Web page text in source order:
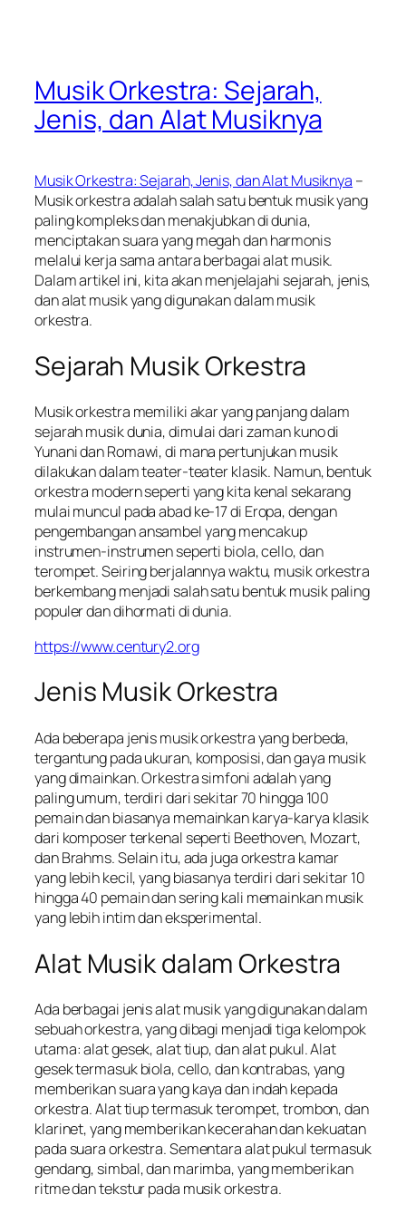
Musik Orkestra: Sejarah,
Jenis, dan Alat Musiknya
Musik Orkestra: Sejarah, Jenis, dan Alat Musiknya –
Musik orkestra adalah salah satu bentuk musik yang
paling kompleks dan menakjubkan di dunia,
menciptakan suara yang megah dan harmonis
melalui kerja sama antara berbagai alat musik.
Dalam artikel ini, kita akan menjelajahi sejarah, jenis,
dan alat musik yang digunakan dalam musik
orkestra.
Sejarah Musik Orkestra
Musik orkestra memiliki akar yang panjang dalam
sejarah musik dunia, dimulai dari zaman kuno di
Yunani dan Romawi, di mana pertunjukan musik
dilakukan dalam teater-teater klasik. Namun, bentuk
orkestra modern seperti yang kita kenal sekarang
mulai muncul pada abad ke-17 di Eropa, dengan
pengembangan ansambel yang mencakup
instrumen-instrumen seperti biola, cello, dan
terompet. Seiring berjalannya waktu, musik orkestra
berkembang menjadi salah satu bentuk musik paling
populer dan dihormati di dunia.
https://www.century2.org
Jenis Musik Orkestra
Ada beberapa jenis musik orkestra yang berbeda,
tergantung pada ukuran, komposisi, dan gaya musik
yang dimainkan. Orkestra simfoni adalah yang
paling umum, terdiri dari sekitar 70 hingga 100
pemain dan biasanya memainkan karya-karya klasik
dari komposer terkenal seperti Beethoven, Mozart,
dan Brahms. Selain itu, ada juga orkestra kamar
yang lebih kecil, yang biasanya terdiri dari sekitar 10
hingga 40 pemain dan sering kali memainkan musik
yang lebih intim dan eksperimental.
Alat Musik dalam Orkestra
Ada berbagai jenis alat musik yang digunakan dalam
sebuah orkestra, yang dibagi menjadi tiga kelompok
utama: alat gesek, alat tiup, dan alat pukul. Alat
gesek termasuk biola, cello, dan kontrabas, yang
memberikan suara yang kaya dan indah kepada
orkestra. Alat tiup termasuk terompet, trombon, dan
klarinet, yang memberikan kecerahan dan kekuatan
pada suara orkestra. Sementara alat pukul termasuk
gendang, simbal, dan marimba, yang memberikan
ritme dan tekstur pada musik orkestra.